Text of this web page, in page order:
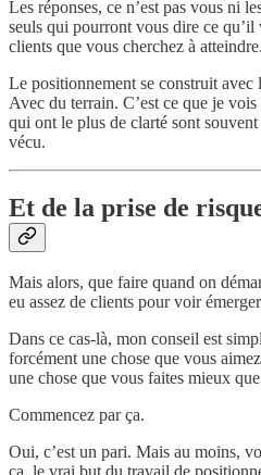
Les réponses, ce n’est pas vous ni
seuls qui pourront vous dire ce
clients que vous cherchez à atteindre.
Le positionnement se construit avec
Avec du terrain. C’est ce que je
qui ont le plus de clarté sont
vécu.
Et de la prise de
Mais alors, que faire quand on
eu assez de clients pour voir
Dans ce cas-là, mon conseil est
forcément une chose que vous
une chose que vous faites mieux
Commencez par ça.
Oui, c’est un pari. Mais au moins,